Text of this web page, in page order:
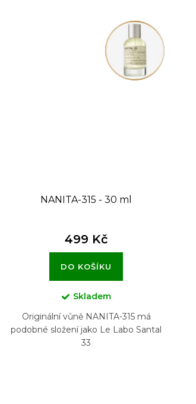
NANITA-315 - 30 ml
499 Kč
DO KOŠÍKU
Skladem
Originální vůně NANITA-315 má
podobné složení jako Le Labo Santal
33